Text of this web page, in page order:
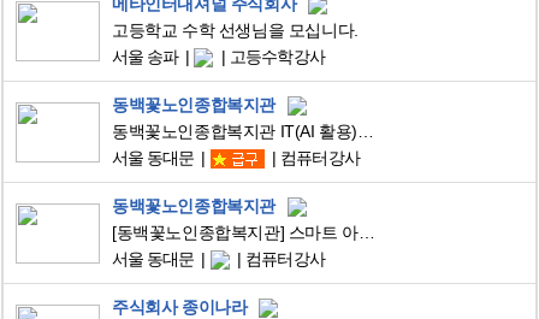
고등학교 수학 선생님을 모십니다.
서울 송파
고등수학강사
동백꽃노인종합복지관
서울 동대문
컴퓨터강사
동백꽃노인종합복지관
[동백꽃노인종합복지관] 스마트 아카데미 강사 모집 공고
서울 동대문
컴퓨터강사
주식회사 종이나라